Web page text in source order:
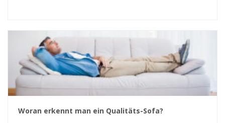
Woran erkennt man ein Qualitäts-Sofa?